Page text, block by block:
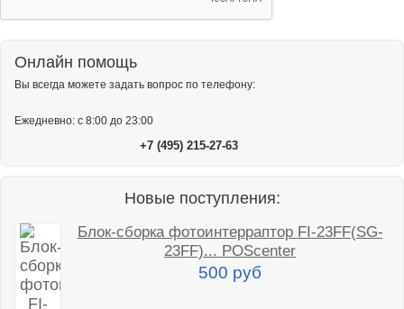
Онлайн помощь
Вы всегда можете задать вопрос по телефону:
Ежедневно: с 8:00 до 23:00
+7 (495) 215-27-63
Новые поступления:
Блок-сборка фотоинтерраптор FI-23FF(SG-
23FF)... POScenter
500 руб